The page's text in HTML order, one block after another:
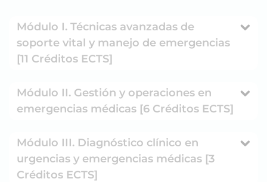
Módulo I. Técnicas avanzadas de
soporte vital y manejo de emergencias
[11 Créditos ECTS]
Módulo II. Gestión y operaciones en
emergencias médicas [6 Créditos ECTS]
Módulo III. Diagnóstico clínico en
urgencias y emergencias médicas [3
Créditos ECTS]